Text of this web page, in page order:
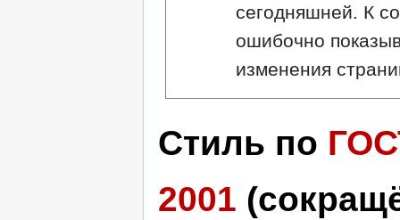
сегодняшней. К
ошибочно
изменения
Стиль по
2001